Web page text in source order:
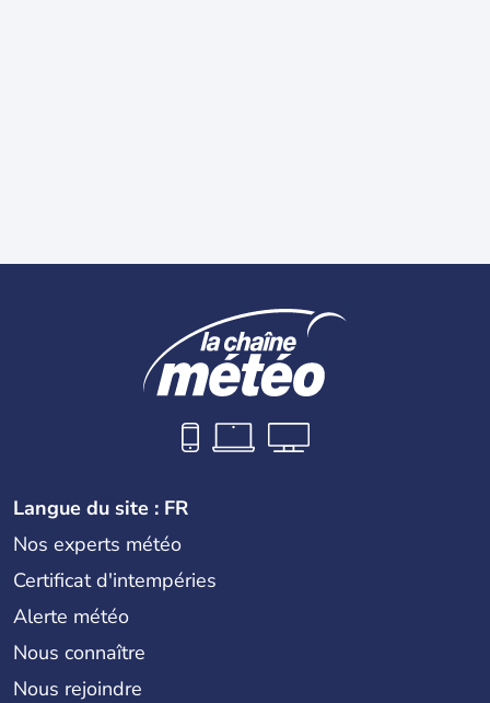
Langue du site : FR
Nos experts météo
Certificat d'intempéries
Alerte météo
Nous connaître
Nous rejoindre